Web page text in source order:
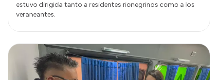
estuvo dirigida tanto a residentes rionegrinos como a los
veraneantes.